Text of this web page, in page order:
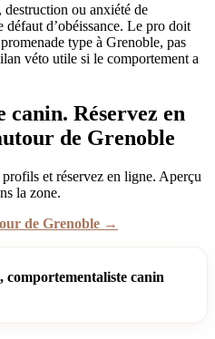
ou anxiété de
d’obéissance. Le pro doit
type à Grenoble, pas
véto utile si le comportement a
Réservez en
de Grenoble
et réservez en ligne. Aperçu
la zone.
de Grenoble →
canin